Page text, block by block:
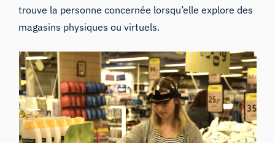
trouve la personne concernée lorsqu’elle explore des
magasins physiques ou virtuels.